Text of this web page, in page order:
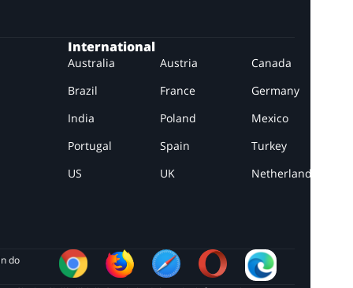
International
Australia Austria
Canada
Brazil
France
Germany
India
Poland
Mexico
Portugal
Spain
Turkey
US
UK Netherlands
do